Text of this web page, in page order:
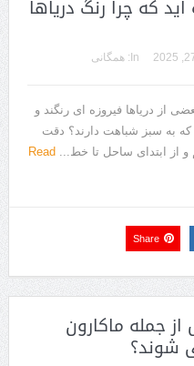
که چرا رنگ دریاها
In:
همگانی
از دریاها فیروزه ای رنگند و
که به سبز شباهت دارند؟ دقت
و از ابتدای ساحل تا خط... Read
Share
جمله ماکارون
شوند؟